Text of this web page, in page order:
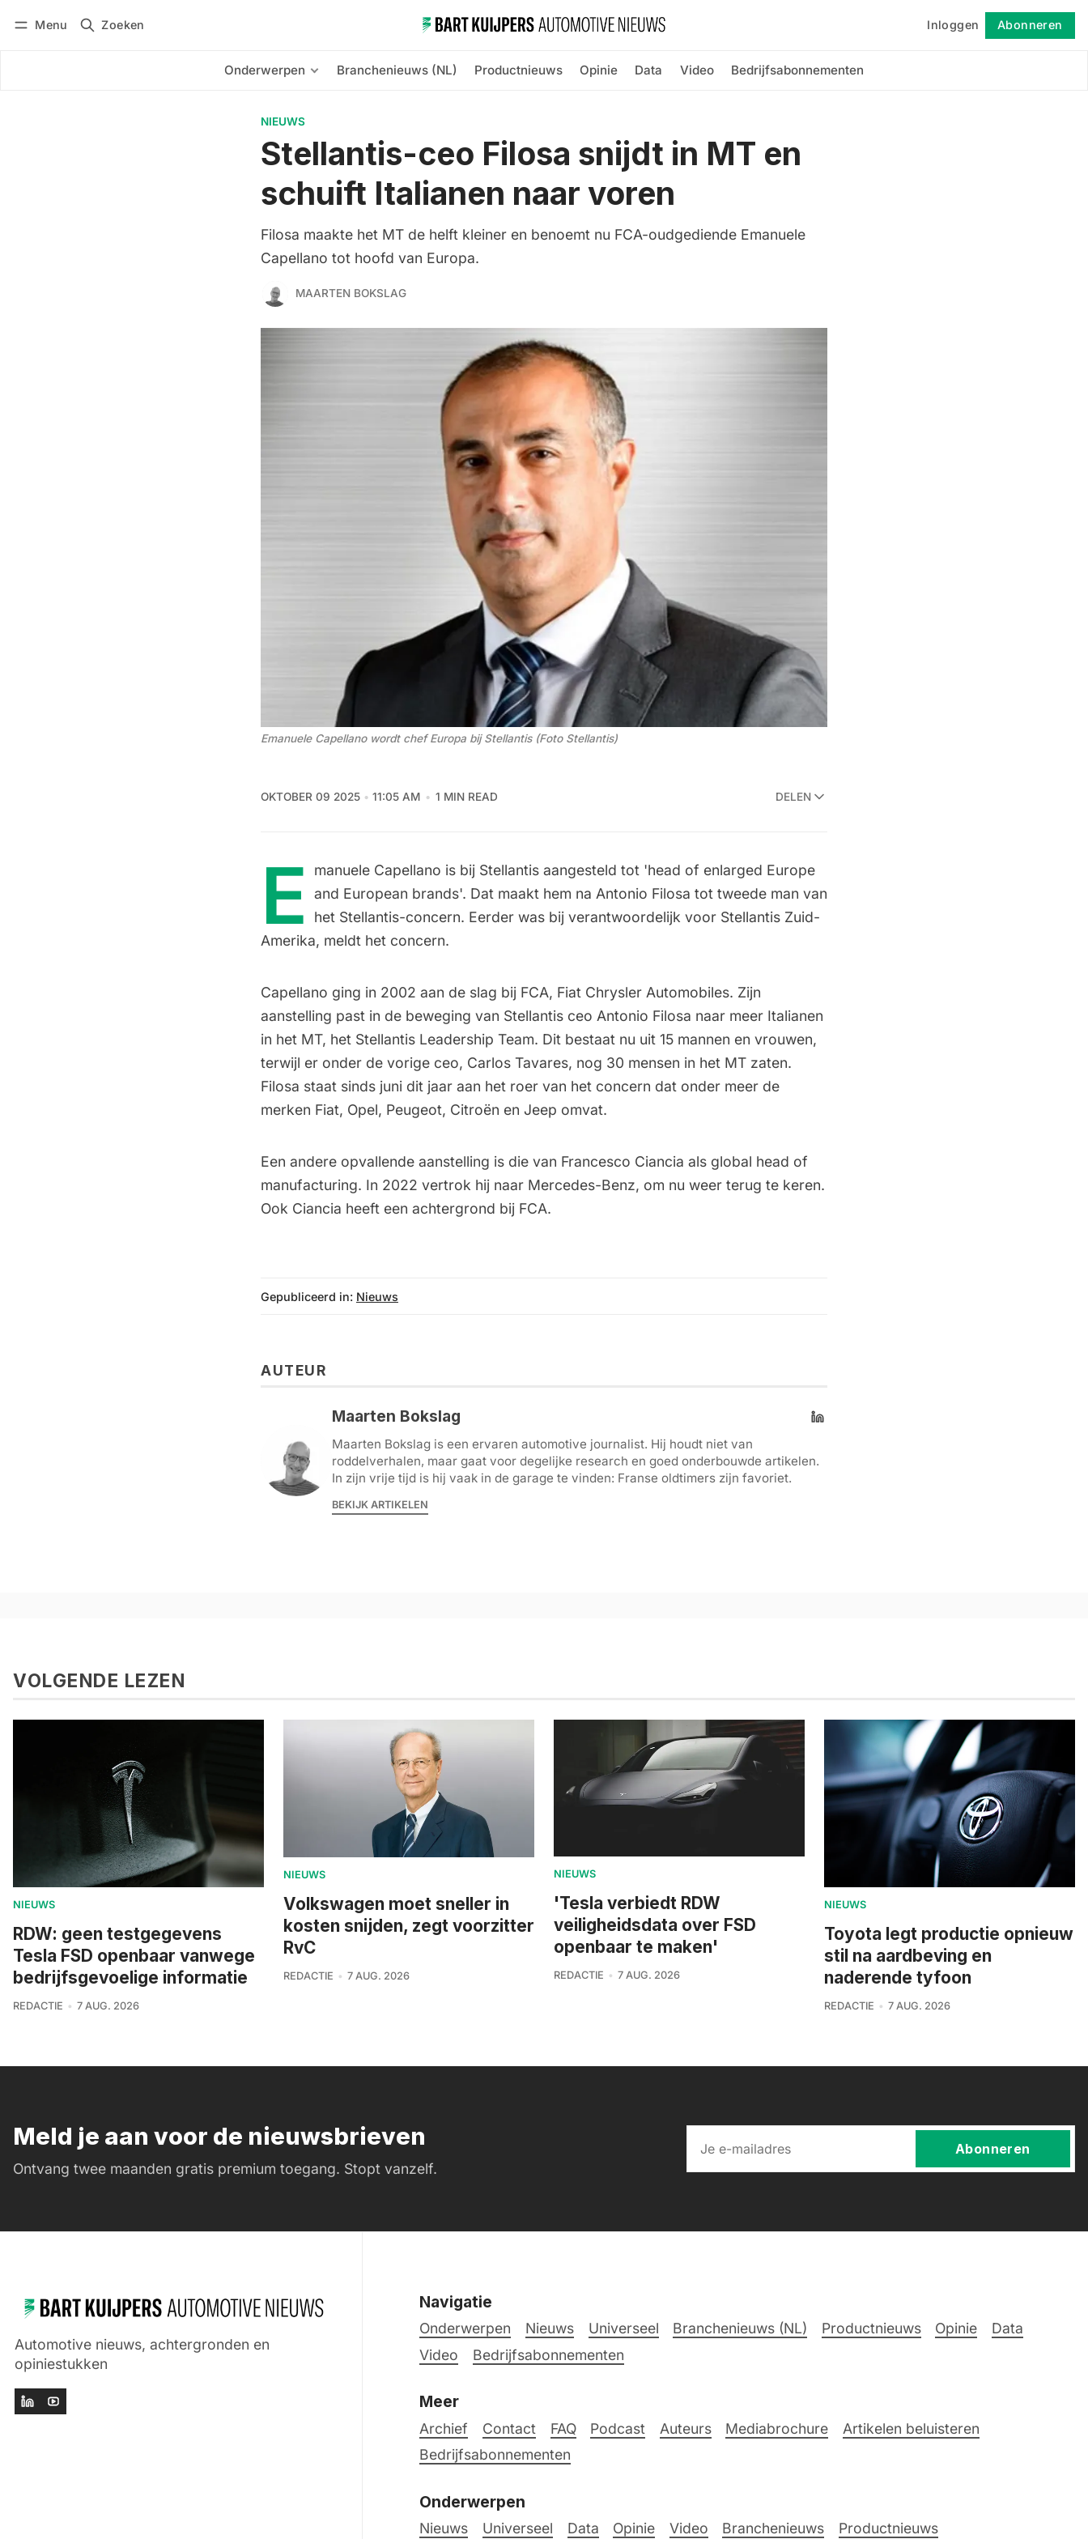
Menu Zoeken Inloggen Abonneren
Onderwerpen Branchenieuws (NL) Productnieuws Opinie Data Video Bedrijfsabonnementen
NIEUWS
Stellantis-ceo Filosa snijdt in MT en
schuift Italianen naar voren
Filosa maakte het MT de helft kleiner en benoemt nu FCA-oudgediende Emanuele
Capellano tot hoofd van Europa.
MAARTEN BOKSLAG
Emanuele Capellano wordt chef Europa bij Stellantis (Foto Stellantis)
OKTOBER 09 2025 11:05 AM 1 MIN READ DELEN
E
manuele Capellano is bij Stellantis aangesteld tot 'head of enlarged Europe
and European brands'. Dat maakt hem na Antonio Filosa tot tweede man van
het Stellantis-concern. Eerder was bij verantwoordelijk voor Stellantis Zuid-
Amerika, meldt het concern.
Capellano ging in 2002 aan de slag bij FCA, Fiat Chrysler Automobiles. Zijn
aanstelling past in de beweging van Stellantis ceo Antonio Filosa naar meer Italianen
in het MT, het Stellantis Leadership Team. Dit bestaat nu uit 15 mannen en vrouwen,
terwijl er onder de vorige ceo, Carlos Tavares, nog 30 mensen in het MT zaten.
Filosa staat sinds juni dit jaar aan het roer van het concern dat onder meer de
merken Fiat, Opel, Peugeot, Citroën en Jeep omvat.
Een andere opvallende aanstelling is die van Francesco Ciancia als global head of
manufacturing. In 2022 vertrok hij naar Mercedes-Benz, om nu weer terug te keren.
Ook Ciancia heeft een achtergrond bij FCA.
Gepubliceerd in: Nieuws
AUTEUR
Maarten Bokslag
Maarten Bokslag is een ervaren automotive journalist. Hij houdt niet van
roddelverhalen, maar gaat voor degelijke research en goed onderbouwde artikelen.
In zijn vrije tijd is hij vaak in de garage te vinden: Franse oldtimers zijn favoriet.
BEKIJK ARTIKELEN
VOLGENDE LEZEN
NIEUWS
RDW: geen testgegevens
Tesla FSD openbaar vanwege
bedrijfsgevoelige informatie
REDACTIE 7 AUG. 2026
NIEUWS
Volkswagen moet sneller in
kosten snijden, zegt voorzitter
RvC
REDACTIE 7 AUG. 2026
NIEUWS
'Tesla verbiedt RDW
veiligheidsdata over FSD
openbaar te maken'
REDACTIE 7 AUG. 2026
NIEUWS
Toyota legt productie opnieuw
stil na aardbeving en
naderende tyfoon
REDACTIE 7 AUG. 2026
Meld je aan voor de nieuwsbrieven
Ontvang twee maanden gratis premium toegang. Stopt vanzelf.
Abonneren
Automotive nieuws, achtergronden en
opiniestukken
Navigatie
Onderwerpen Nieuws Universeel Branchenieuws (NL) Productnieuws Opinie
Data
Video
Bedrijfsabonnementen
Meer
Archief Contact FAQ Podcast Auteurs Mediabrochure
Artikelen beluisteren
Bedrijfsabonnementen
Onderwerpen
Nieuws Universeel Data Opinie Video Branchenieuws Productnieuws